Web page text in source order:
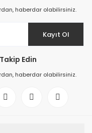
haberdar olabilirsiniz.
Kayıt Ol
Edin
haberdar olabilirsiniz.